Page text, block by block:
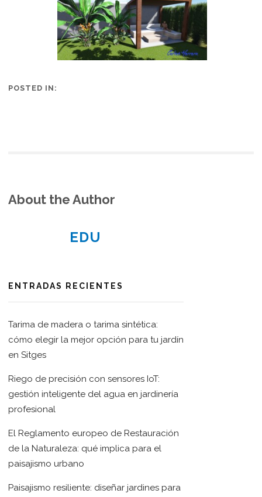
POSTED IN:
About the Author
EDU
ENTRADAS RECIENTES
Tarima de madera o tarima sintética:
cómo elegir la mejor opción para tu jardín
en Sitges
Riego de precisión con sensores IoT:
gestión inteligente del agua en jardinería
profesional
El Reglamento europeo de Restauración
de la Naturaleza: qué implica para el
paisajismo urbano
Paisajismo resiliente: diseñar jardines para